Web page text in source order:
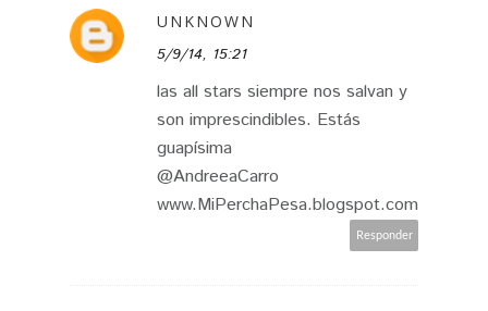
UNKNOWN
5/9/14, 15:21
las all stars siempre nos salvan y
son imprescindibles. Estás
guapísima
@AndreeaCarro
www.MiPerchaPesa.blogspot.com
Responder